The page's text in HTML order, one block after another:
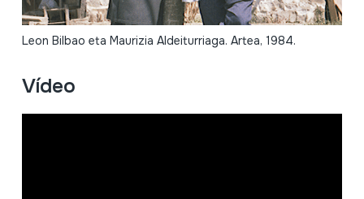
Leon Bilbao eta Maurizia Aldeiturriaga. Artea, 1984.
Vídeo